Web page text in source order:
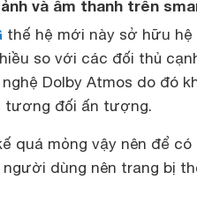
và âm thanh trên
thế hệ mới này sở hữu
so với các đối thủ
Dolby Atmos do đó
tương đối ấn tượng.
quá mỏng vậy nên để
dùng nên trang bị